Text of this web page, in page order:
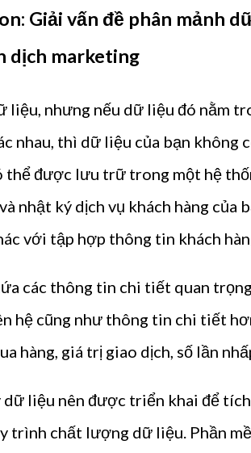
Giải vấn đề phân mảnh
dịch marketing
liệu, nhưng nếu dữ liệu đó nằm
nhau, thì dữ liệu của bạn không
thể được lưu trữ trong một hệ
nhật ký dịch vụ khách hàng
với tập hợp thông tin khách
các thông tin chi tiết quan
hệ cũng như thông tin chi tiết
hàng, giá trị giao dịch, số lần
liệu nên được triển khai để
trình chất lượng dữ liệu. Phần